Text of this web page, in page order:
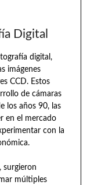
Digital
digital,
imágenes
CCD. Estos
de cámaras
los años 90, las
en el mercado
con la
surgieron
múltiples